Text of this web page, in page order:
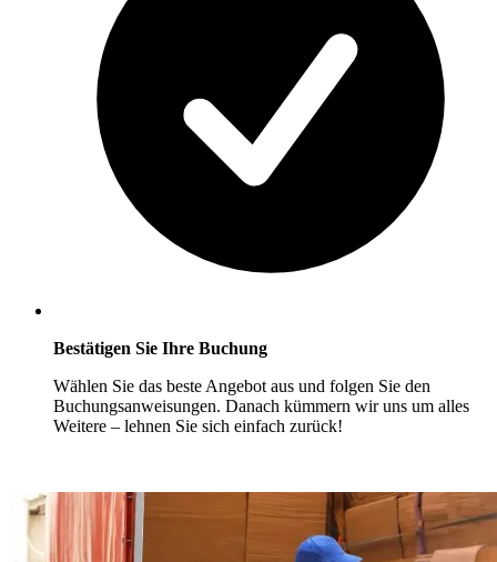
Bestätigen Sie Ihre Buchung
Wählen Sie das beste Angebot aus und folgen Sie den
Buchungsanweisungen. Danach kümmern wir uns um alles
Weitere – lehnen Sie sich einfach zurück!